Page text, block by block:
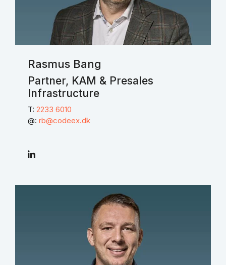
Rasmus Bang
Partner, KAM & Presales
Infrastructure
T: 2233 6010
@: rb@codeex.dk